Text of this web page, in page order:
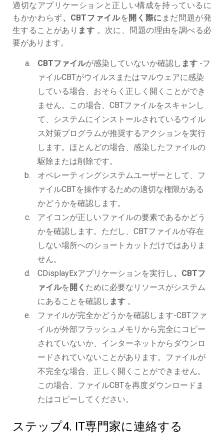
適切なアプリケーションと正しい構成を持っているに
もかかわらず、CBTファイルを 開く際に まだ問題が発
生することがあり ます 。次に、問題の理由を調べる必
要があります。
CBTファイルが感染していないか確認し ます -フ
ァイルCBTがウイルスまたはマルウェアに感染
している場合、おそらく正しく開くことができ
ません。この場合、CBTファイルをスキャンし
て、システムにインストールされているウイル
ス対策プログラムが推奨するアクションを実行
します。ほとんどの場合、感染したファイルの
駆除または削除です。
オペレーティングシステムユーザーとして、フ
ァイルCBTを操作するための適切な権限がある
かどうかを確認します。
アイコンが正しいファイルの要素であるかどう
かを確認します。ただし、CBTファイルが存在
しない場所へのショートカットだけではありま
せん。
CDisplayExアプリケーションを実行し、CBTフ
ァイルを 開く ために必要なリソースがシステム
にあることを確認し ます 。
ファイルが完全かどうかを確認します-CBTファ
イルが外部フラッシュメモリから完全にコピー
されていないか、インターネットからダウンロ
ードされていないことがあります。ファイルが
不完全な場合、正しく開くことができません。
この場合、ファイルCBTを再度ダウンロードま
たはコピーしてください。
ステップ4. IT専門家に連絡する